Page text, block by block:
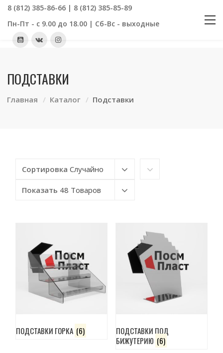
8 (812) 385-86-66 | 8 (812) 385-85-89
Пн-Пт - с 9.00 до 18.00 | Сб-Вс - выходные
ПОДСТАВКИ
Главная Каталог Подставки
Сортировка Случайно
Показать 48 Товаров
ПОДСТАВКИ ГОРКА (6)
ПОДСТАВКИ ПОД
БИЖУТЕРИЮ (6)